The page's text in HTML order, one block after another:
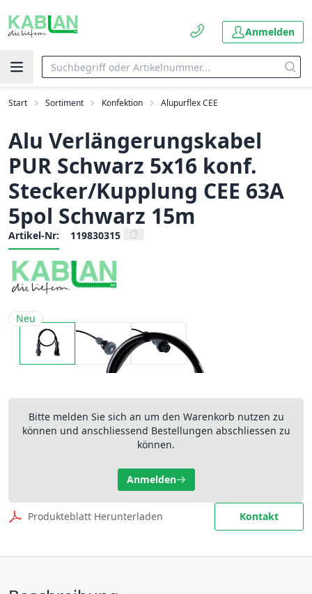
Anmelden
Start Sortiment Konfektion Alupurflex CEE
Alu Verlängerungskabel
PUR Schwarz 5x16 konf.
Stecker/Kupplung CEE 63A
5pol Schwarz 15m
Artikel-Nr: 119830315
Neu
Bitte melden Sie sich an um den Warenkorb nutzen zu
können und anschliessend Bestellungen abschliessen zu
können.
Anmelden
Produkteblatt Herunterladen Kontakt